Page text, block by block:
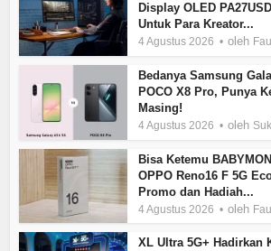
Display OLED
Untuk Para Kreator...
4 Agustus 2026 oleh
Bedanya Samsung
POCO X8 Pro, Punya
Masing!
4 Agustus 2026 oleh
Bisa Ketemu
OPPO Reno16 F 5G
Promo dan Hadiah...
4 Agustus 2026 oleh
XL Ultra 5G+ Hadirkan